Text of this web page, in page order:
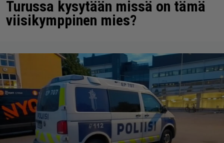
Turussa kysytään missä on tämä
viisikymppinen mies?